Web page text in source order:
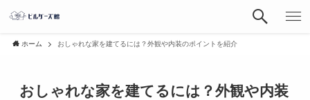
ホーム おしゃれな家を建てるには？外観や内装のポイントを紹介
おしゃれな家を建てるには？外観や内装